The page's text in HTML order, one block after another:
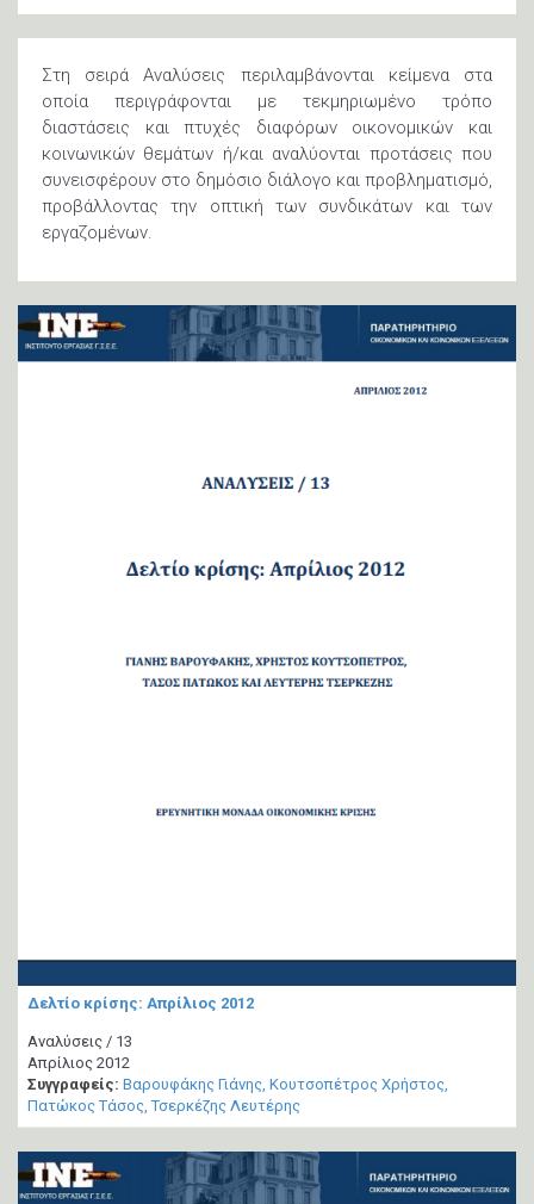
Στη σειρά Αναλύσεις περιλαμβάνονται κείμενα στα
οποία περιγράφονται με τεκμηριωμένο τρόπο
διαστάσεις και πτυχές διαφόρων οικονομικών και
κοινωνικών θεμάτων ή/και αναλύονται προτάσεις που
συνεισφέρουν στο δημόσιο διάλογο και προβληματισμό,
προβάλλοντας την οπτική των συνδικάτων και των
εργαζομένων.
Δελτίο κρίσης: Απρίλιος 2012
Αναλύσεις / 13
Απρίλιος 2012
Συγγραφείς: Βαρουφάκης Γιάνης Κουτσοπέτρος Χρήστος
Πατώκος Τάσος Τσερκέζης Λευτέρης